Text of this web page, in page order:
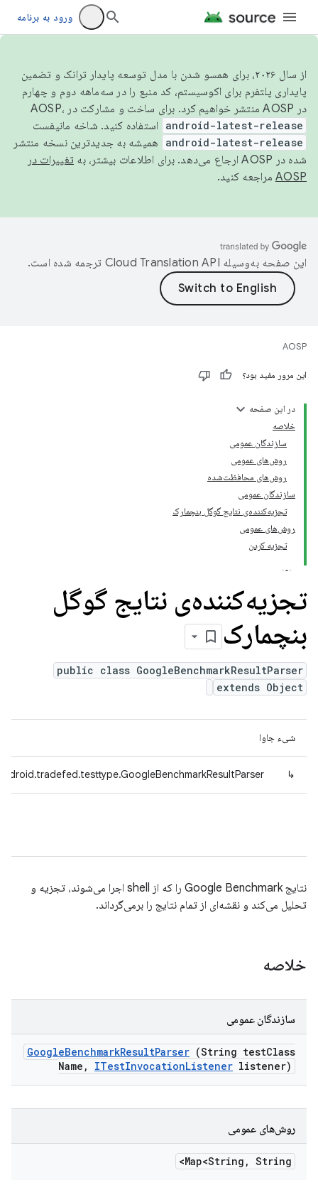
ورود به برنامه
از سال ۲۰۲۶، برای همسو شدن با مدل توسعه پایدار ترانک و تضمین
پایداری پلتفرم برای اکوسیستم، کد منبع را در سه‌ماهه دوم و چهارم
در AOSP منتشر خواهیم کرد. برای ساخت و مشارکت در AOSP،
android-latest-release استفاده کنید. شاخه مانیفست
android-latest-release
همیشه به جدیدترین نسخه منتشر
شده در AOSP ارجاع می‌دهد. برای اطلاعات بیشتر، به
تغییرات در
AOSP مراجعه کنید.
این صفحه به‌وسیله ترجمه شده است.
AOSP
این مرور مفید بود؟
در این صفحه
خلاصه
سازندگان عمومی
روش‌های عمومی
روش‌های محافظت‌شده
سازندگان عمومی
تجزیه‌کننده‌ی نتایج گوگل بنچمارک
روش‌های عمومی
تجزیه کردن
تجزیه‌کننده‌ی نتایج گوگل
بنچمارک
public class GoogleBenchmarkResultParser
extends Object
شیء جاوا
↳
نتایج Google Benchmark را که از shell اجرا می‌شوند، تجزیه و
تحلیل می‌کند و نقشه‌ای از تمام نتایج را برمی‌گرداند.
خلاصه
سازندگان عمومی
GoogleBenchmarkResultParser (String testClass
Name , ITestInvocationListener listener)
روش‌های عمومی
Map<String , String>